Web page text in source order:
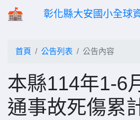
彰化縣大安國小全球
首頁 公告列表 公告內容
本縣114年1-6
通事故死傷累